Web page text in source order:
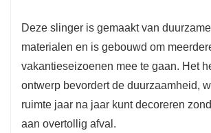
Deze slinger is gemaakt van
materialen en is gebouwd om
vakantieseizoenen mee te gaan. Het
ontwerp bevordert de duurzaamheid,
ruimte jaar na jaar kunt decoreren
aan overtollig afval.